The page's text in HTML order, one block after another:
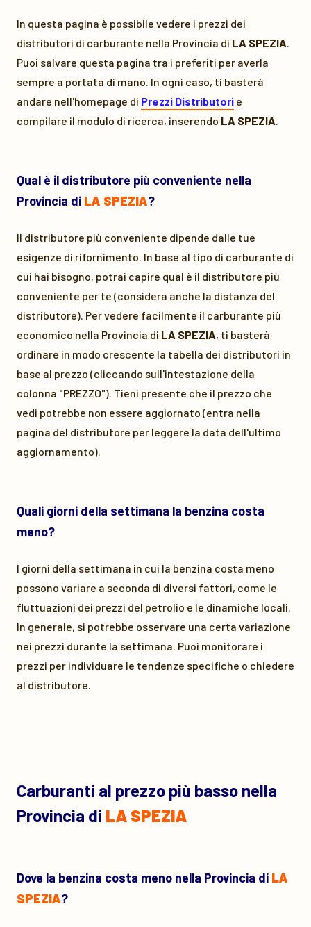
In questa pagina è possibile vedere i prezzi dei
distributori di carburante nella Provincia di LA SPEZIA.
Puoi salvare questa pagina tra i preferiti per averla
sempre a portata di mano. In ogni caso, ti basterà
andare nell'homepage di Prezzi Distributori e
compilare il modulo di ricerca, inserendo LA SPEZIA.
Qual è il distributore più conveniente nella
Provincia di LA SPEZIA?
Il distributore più conveniente dipende dalle tue
esigenze di rifornimento. In base al tipo di carburante di
cui hai bisogno, potrai capire qual è il distributore più
conveniente per te (considera anche la distanza del
distributore). Per vedere facilmente il carburante più
economico nella Provincia di LA SPEZIA, ti basterà
ordinare in modo crescente la tabella dei distributori in
base al prezzo (cliccando sull'intestazione della
colonna "PREZZO"). Tieni presente che il prezzo che
vedi potrebbe non essere aggiornato (entra nella
pagina del distributore per leggere la data dell'ultimo
aggiornamento).
Quali giorni della settimana la benzina costa
meno?
I giorni della settimana in cui la benzina costa meno
possono variare a seconda di diversi fattori, come le
fluttuazioni dei prezzi del petrolio e le dinamiche locali.
In generale, si potrebbe osservare una certa variazione
nei prezzi durante la settimana. Puoi monitorare i
prezzi per individuare le tendenze specifiche o chiedere
al distributore.
Carburanti al prezzo più basso nella
Provincia di LA SPEZIA
Dove la benzina costa meno nella Provincia di LA
SPEZIA?